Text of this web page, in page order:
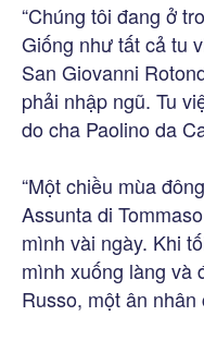
“Chúng tôi đang ở
Giống như tất cả tu
San Giovanni
phải nhập ngũ. Tu
do cha Paolino da
“Một chiều mùa
Assunta di
mình vài ngày. Khi
mình xuống làng và
Russo, một ân nhân